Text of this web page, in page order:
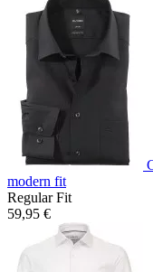
modern fit
Regular Fit
59,95 €